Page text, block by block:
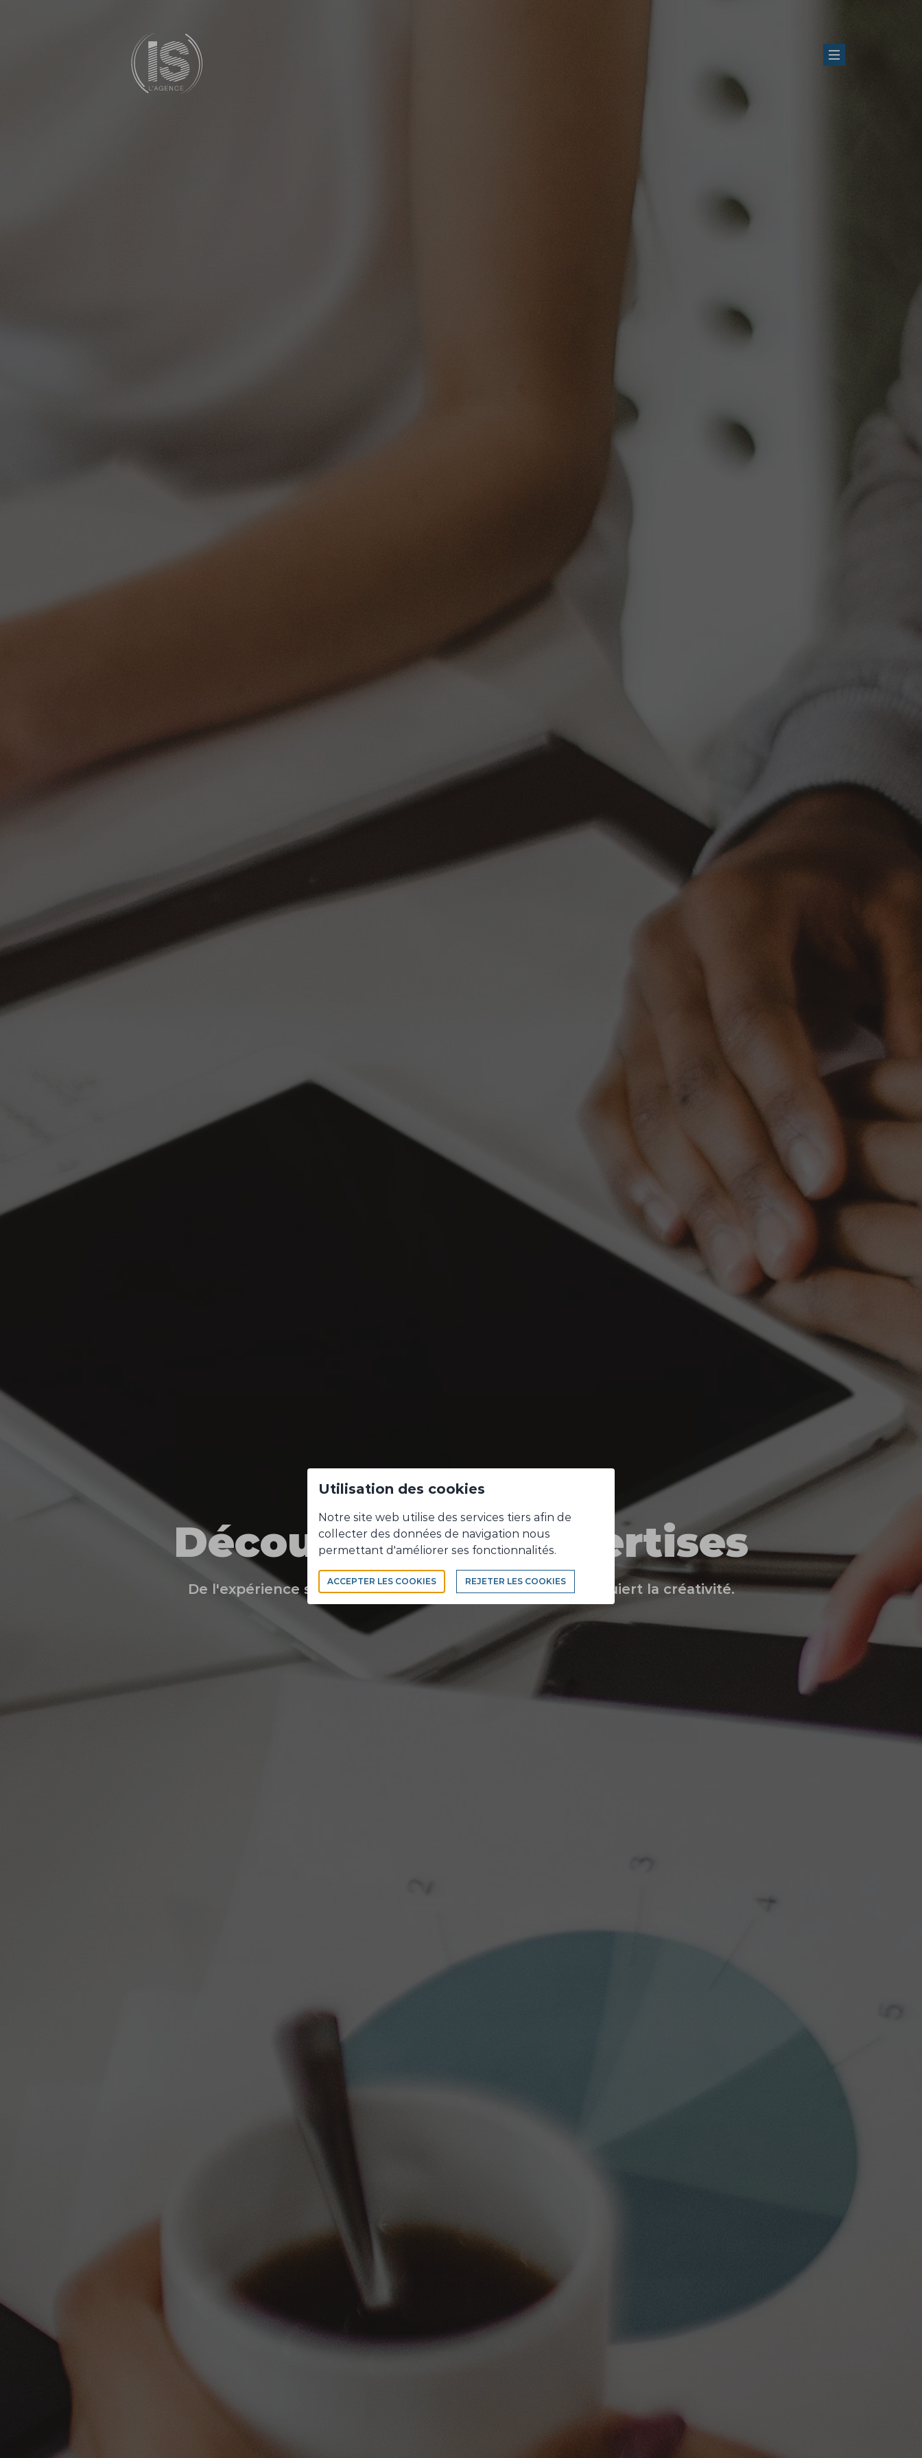
Découvrez nos expertises
De l'expérience s'acquiert l'expertise... De l'expertise s'acquiert la créativité.
Utilisation des cookies
Notre site web utilise des services tiers afin de
collecter des données de navigation nous
permettant d'améliorer ses fonctionnalités.
ACCEPTER LES COOKIES REJETER LES COOKIES